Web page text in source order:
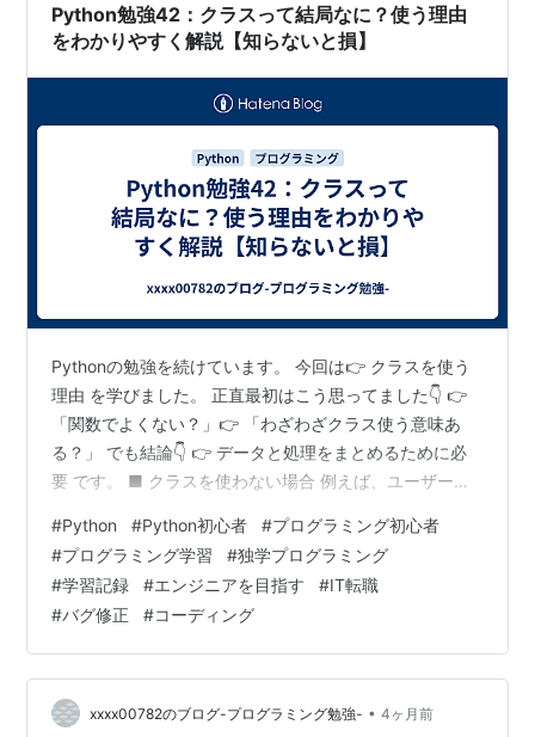
Python勉強42：クラスって結局なに？使う理由
をわかりやすく解説【知らないと損】
Pythonの勉強を続けています。 今回は👉 クラスを使う
理由 を学びました。 正直最初はこう思ってました👇 👉
「関数でよくない？」👉 「わざわざクラス使う意味あ
る？」 でも結論👇 👉 データと処理をまとめるために必
要 です。 ■ クラスを使わない場合 例えば、ユーザー情
introduce(name, age): print(f"{name}です。{age}歳で
す。")introduce(name, age) これでも動きますが… 👉 デ
ータと処理がバラバラ になります。 ■ クラスを使う場合
class User: de…
#Python #Python初心者 #プログラミング初心者
#プログラミング学習 #独学プログラミング
#学習記録 #エンジニアを目指す #IT転職
#バグ修正 #コーディング
xxxx00782のブログ-プログラミング勉強- • 4ヶ月前